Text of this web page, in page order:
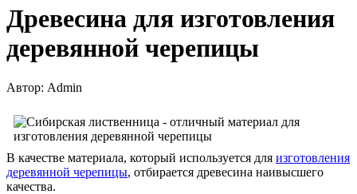
Древесина для изготовления
деревянной черепицы
Автор: Admin
В качестве материала, который используется для изготовления
деревянной черепицы, отбирается древесина наивысшего
качества.